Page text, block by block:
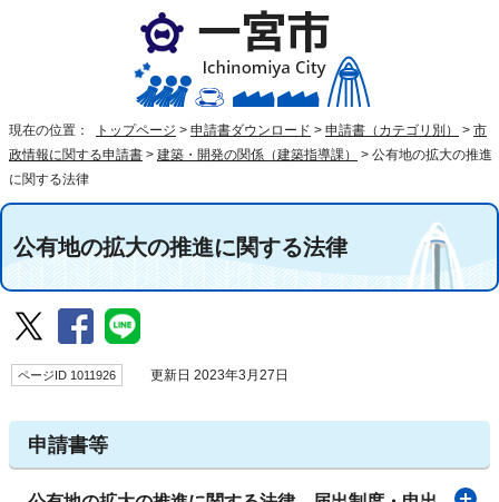
現在の位置： トップページ > 申請書ダウンロード > 申請書（カテゴリ別） > 市
政情報に関する申請書 > 建築・開発の関係（建築指導課） > 公有地の拡大の推進
に関する法律
公有地の拡大の推進に関する法律
ページID 1011926 更新日 2023年3月27日
申請書等